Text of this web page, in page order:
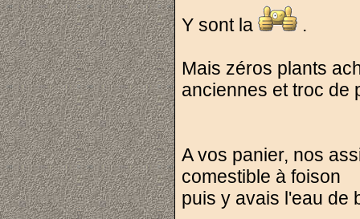
Y sont la .
Mais zéros plants
anciennes et troc de
A vos panier, nos
comestible à foison
puis y avais l'eau de